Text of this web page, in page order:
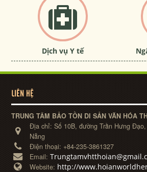
Dịch vụ Y tế
LIÊN HỆ
TRUNG TÂM BẢO TỒN DI SẢN VĂN HÓA
Địa chỉ:Số 10B, đường Trần Hưng
Nẵng
Điện thoại: +84-235-3861327
Email:
Website: http://